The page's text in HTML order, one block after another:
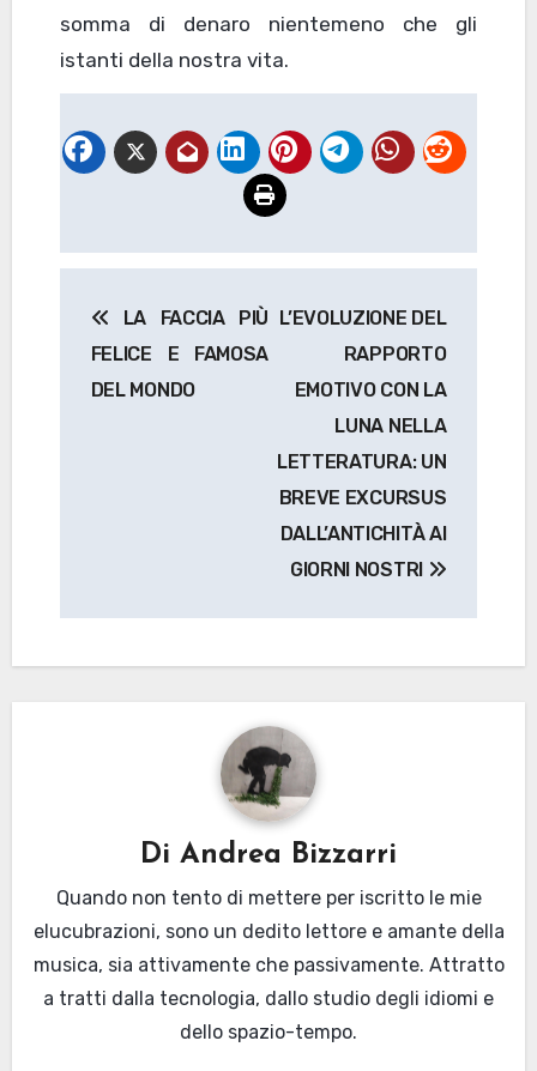
somma di denaro nientemeno che gli
istanti della nostra vita.
articoli
LA FACCIA PIÙ
FELICE E FAMOSA
DEL MONDO
L’EVOLUZIONE DEL
RAPPORTO
EMOTIVO CON LA
LUNA NELLA
LETTERATURA: UN
BREVE EXCURSUS
DALL’ANTICHITÀ AI
GIORNI NOSTRI
Di Andrea Bizzarri
Quando non tento di mettere per iscritto le mie
elucubrazioni, sono un dedito lettore e amante della
musica, sia attivamente che passivamente. Attratto
a tratti dalla tecnologia, dallo studio degli idiomi e
dello spazio-tempo.